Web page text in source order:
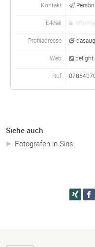
Kontakt
E-Mail
Profiladresse
Web
Ruf
Siehe auch
Fotografen in Sins